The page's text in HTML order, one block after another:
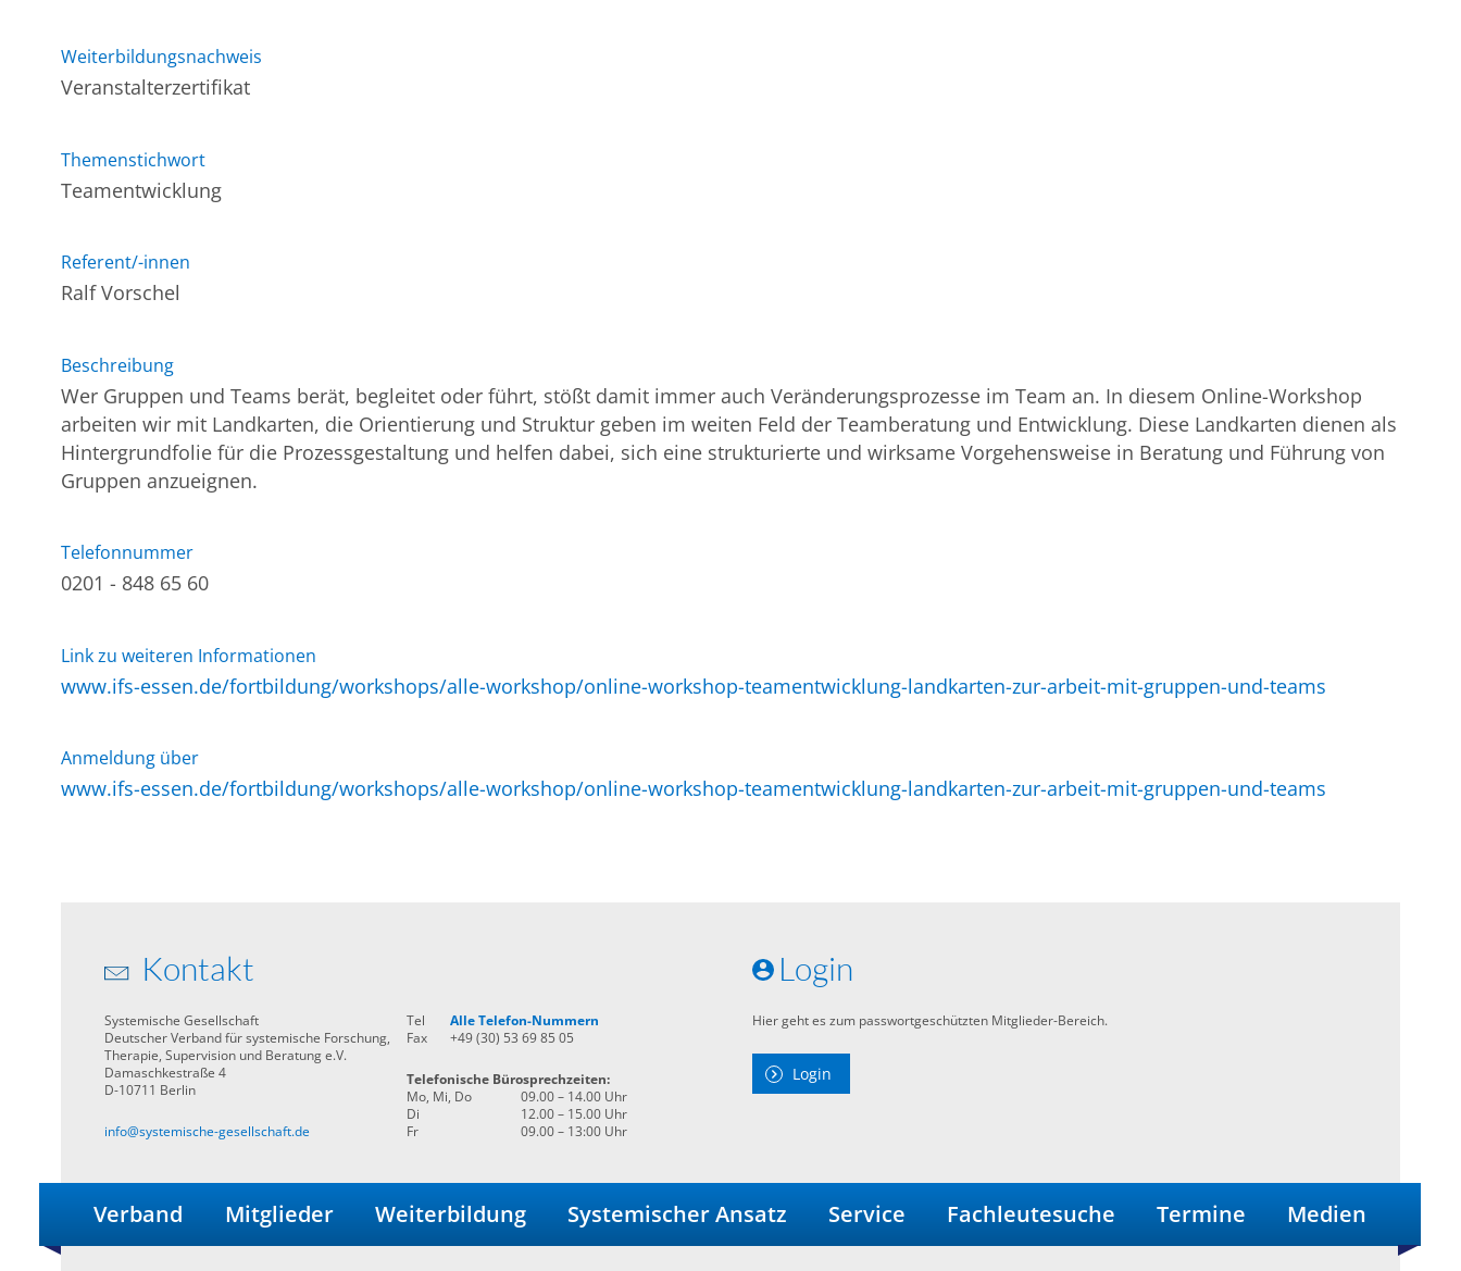
Weiterbildungsnachweis
Veranstalterzertifikat
Themenstichwort
Teamentwicklung
Referent/-innen
Ralf Vorschel
Beschreibung
Wer Gruppen und Teams berät, begleitet oder führt, stößt damit immer auch Veränderungsprozesse im Team an. In diesem Online-Workshop
arbeiten wir mit Landkarten, die Orientierung und Struktur geben im weiten Feld der Teamberatung und Entwicklung. Diese Landkarten dienen als
Hintergrundfolie für die Prozessgestaltung und helfen dabei, sich eine strukturierte und wirksame Vorgehensweise in Beratung und Führung von
Gruppen anzueignen.
Telefonnummer
0201 - 848 65 60
Link zu weiteren Informationen
www.ifs-essen.de/fortbildung/workshops/alle-workshop/online-workshop-teamentwicklung-landkarten-zur-arbeit-mit-gruppen-und-teams
Anmeldung über
www.ifs-essen.de/fortbildung/workshops/alle-workshop/online-workshop-teamentwicklung-landkarten-zur-arbeit-mit-gruppen-und-teams
Kontakt
Systemische Gesellschaft
Deutscher Verband für systemische Forschung,
Therapie, Supervision und Beratung e.V.
Damaschkestraße 4
D-10711 Berlin
info@systemische-gesellschaft.de
Tel
Alle Telefon-Nummern
Fax
+49 (30) 53 69 85 05
Telefonische Bürosprechzeiten:
Mo, Mi, Do
09.00 – 14.00 Uhr
Di
12.00 – 15.00 Uhr
Fr
09.00 – 13:00 Uhr
Login
Hier geht es zum passwortgeschützten Mitglieder-Bereich.
Login
Verband Mitglieder Weiterbildung Systemischer Ansatz Service Fachleutesuche Termine Medien